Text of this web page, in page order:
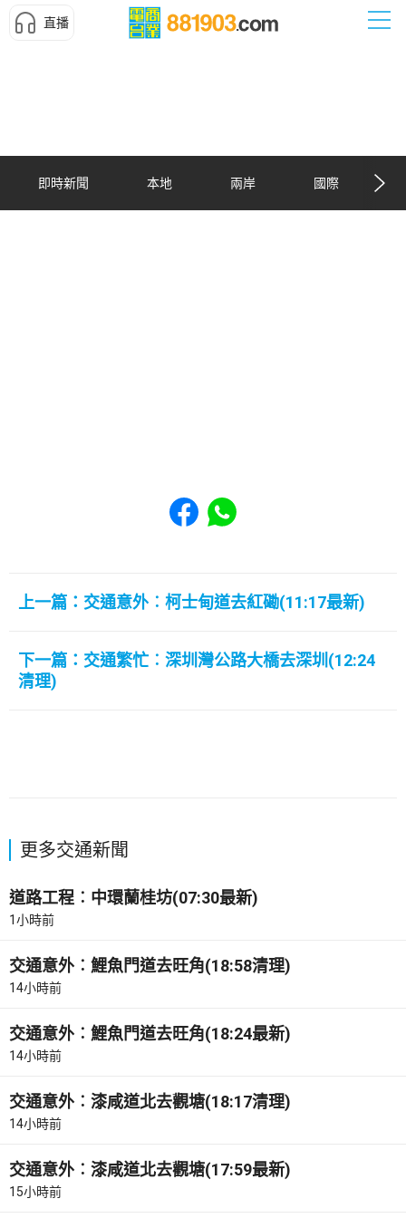
直播
即時新聞 本地 兩岸 國際
Share to Facebook
Share to WhatsApp
上一篇：交通意外︰柯士甸道去紅磡(11:17最新)
下一篇：交通繁忙︰深圳灣公路大橋去深圳(12:24
清理)
更多交通新聞
道路工程︰中環蘭桂坊(07:30最新)
1小時前
交通意外︰鯉魚門道去旺角(18:58清理)
14小時前
交通意外︰鯉魚門道去旺角(18:24最新)
14小時前
交通意外︰漆咸道北去觀塘(18:17清理)
14小時前
交通意外︰漆咸道北去觀塘(17:59最新)
15小時前